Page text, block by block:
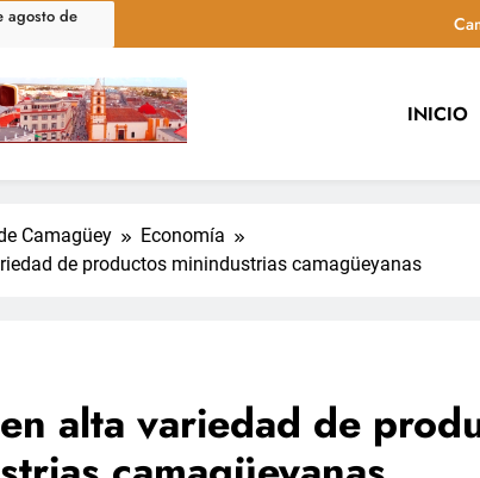
agosto de
Cuba
provincial cubano que informa, educa y entretiene
INICIO
Camagüey
Economía
de productos minindustrias camagüeyanas
alta variedad de